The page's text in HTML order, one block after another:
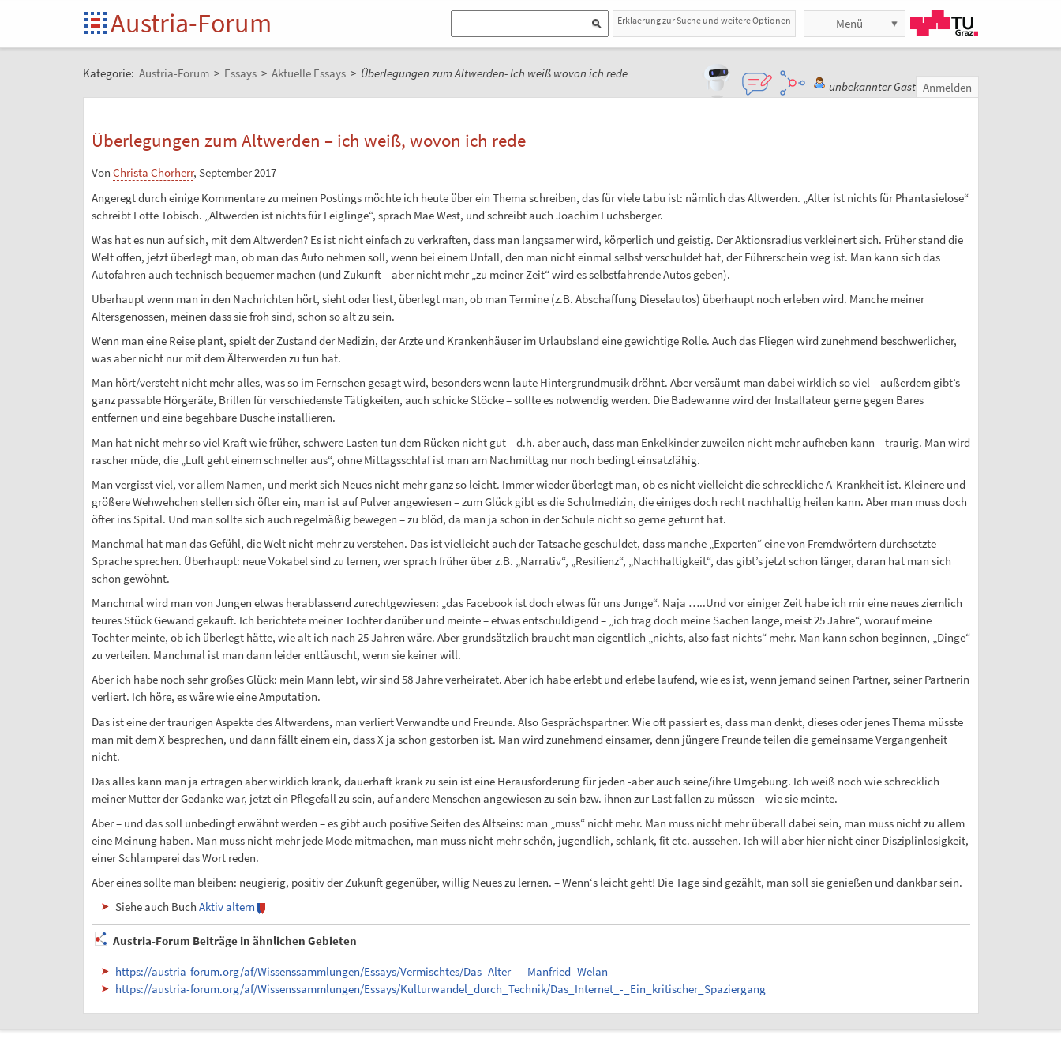
Austria-Forum Erklaerung zur Suche und weitere Optionen Menü
Kategorie: Austria-Forum > Essays > Aktuelle Essays > Überlegungen zum Altwerden- Ich weiß wovon ich rede
unbekannter Gast Anmelden
Überlegungen zum Altwerden – ich weiß, wovon ich rede
Von Christa Chorherr, September 2017
Angeregt durch einige Kommentare zu meinen Postings möchte ich heute über ein Thema schreiben, das für viele tabu ist: nämlich das Altwerden. „Alter ist nichts für Phantasielose“
schreibt Lotte Tobisch. „Altwerden ist nichts für Feiglinge“, sprach Mae West, und schreibt auch Joachim Fuchsberger.
Was hat es nun auf sich, mit dem Altwerden? Es ist nicht einfach zu verkraften, dass man langsamer wird, körperlich und geistig. Der Aktionsradius verkleinert sich. Früher stand die
Welt offen, jetzt überlegt man, ob man das Auto nehmen soll, wenn bei einem Unfall, den man nicht einmal selbst verschuldet hat, der Führerschein weg ist. Man kann sich das
Autofahren auch technisch bequemer machen (und Zukunft – aber nicht mehr „zu meiner Zeit“ wird es selbstfahrende Autos geben).
Überhaupt wenn man in den Nachrichten hört, sieht oder liest, überlegt man, ob man Termine (z.B. Abschaffung Dieselautos) überhaupt noch erleben wird. Manche meiner
Altersgenossen, meinen dass sie froh sind, schon so alt zu sein.
Wenn man eine Reise plant, spielt der Zustand der Medizin, der Ärzte und Krankenhäuser im Urlaubsland eine gewichtige Rolle. Auch das Fliegen wird zunehmend beschwerlicher,
was aber nicht nur mit dem Älterwerden zu tun hat.
Man hört/versteht nicht mehr alles, was so im Fernsehen gesagt wird, besonders wenn laute Hintergrundmusik dröhnt. Aber versäumt man dabei wirklich so viel – außerdem gibt’s
ganz passable Hörgeräte, Brillen für verschiedenste Tätigkeiten, auch schicke Stöcke – sollte es notwendig werden. Die Badewanne wird der Installateur gerne gegen Bares
entfernen und eine begehbare Dusche installieren.
Man hat nicht mehr so viel Kraft wie früher, schwere Lasten tun dem Rücken nicht gut – d.h. aber auch, dass man Enkelkinder zuweilen nicht mehr aufheben kann – traurig. Man wird
rascher müde, die „Luft geht einem schneller aus“, ohne Mittagsschlaf ist man am Nachmittag nur noch bedingt einsatzfähig.
Man vergisst viel, vor allem Namen, und merkt sich Neues nicht mehr ganz so leicht. Immer wieder überlegt man, ob es nicht vielleicht die schreckliche A-Krankheit ist. Kleinere und
größere Wehwehchen stellen sich öfter ein, man ist auf Pulver angewiesen – zum Glück gibt es die Schulmedizin, die einiges doch recht nachhaltig heilen kann. Aber man muss doch
öfter ins Spital. Und man sollte sich auch regelmäßig bewegen – zu blöd, da man ja schon in der Schule nicht so gerne geturnt hat.
Manchmal hat man das Gefühl, die Welt nicht mehr zu verstehen. Das ist vielleicht auch der Tatsache geschuldet, dass manche „Experten“ eine von Fremdwörtern durchsetzte
Sprache sprechen. Überhaupt: neue Vokabel sind zu lernen, wer sprach früher über z.B. „Narrativ“, „Resilienz“, „Nachhaltigkeit“, das gibt’s jetzt schon länger, daran hat man sich
schon gewöhnt.
Manchmal wird man von Jungen etwas herablassend zurechtgewiesen: „das Facebook ist doch etwas für uns Junge“. Naja …..Und vor einiger Zeit habe ich mir eine neues ziemlich
teures Stück Gewand gekauft. Ich berichtete meiner Tochter darüber und meinte – etwas entschuldigend – „ich trag doch meine Sachen lange, meist 25 Jahre“, worauf meine
Tochter meinte, ob ich überlegt hätte, wie alt ich nach 25 Jahren wäre. Aber grundsätzlich braucht man eigentlich „nichts, also fast nichts“ mehr. Man kann schon beginnen, „Dinge“
zu verteilen. Manchmal ist man dann leider enttäuscht, wenn sie keiner will.
Aber ich habe noch sehr großes Glück: mein Mann lebt, wir sind 58 Jahre verheiratet. Aber ich habe erlebt und erlebe laufend, wie es ist, wenn jemand seinen Partner, seiner Partnerin
verliert. Ich höre, es wäre wie eine Amputation.
Das ist eine der traurigen Aspekte des Altwerdens, man verliert Verwandte und Freunde. Also Gesprächspartner. Wie oft passiert es, dass man denkt, dieses oder jenes Thema müsste
man mit dem X besprechen, und dann fällt einem ein, dass X ja schon gestorben ist. Man wird zunehmend einsamer, denn jüngere Freunde teilen die gemeinsame Vergangenheit
nicht.
Das alles kann man ja ertragen aber wirklich krank, dauerhaft krank zu sein ist eine Herausforderung für jeden -aber auch seine/ihre Umgebung. Ich weiß noch wie schrecklich
meiner Mutter der Gedanke war, jetzt ein Pflegefall zu sein, auf andere Menschen angewiesen zu sein bzw. ihnen zur Last fallen zu müssen – wie sie meinte.
Aber – und das soll unbedingt erwähnt werden – es gibt auch positive Seiten des Altseins: man „muss“ nicht mehr. Man muss nicht mehr überall dabei sein, man muss nicht zu allem
eine Meinung haben. Man muss nicht mehr jede Mode mitmachen, man muss nicht mehr schön, jugendlich, schlank, fit etc. aussehen. Ich will aber hier nicht einer Disziplinlosigkeit,
einer Schlamperei das Wort reden.
Aber eines sollte man bleiben: neugierig, positiv der Zukunft gegenüber, willig Neues zu lernen. – Wenn‘s leicht geht! Die Tage sind gezählt, man soll sie genießen und dankbar sein.
Siehe auch BuchAktiv altern
Austria-Forum Beiträge in ähnlichen Gebieten
https://austria-forum.org/af/Wissenssammlungen/Essays/Vermischtes/Das_Alter_-_Manfried_Welan
https://austria-forum.org/af/Wissenssammlungen/Essays/Kulturwandel_durch_Technik/Das_Internet_-_Ein_kritischer_Spaziergang